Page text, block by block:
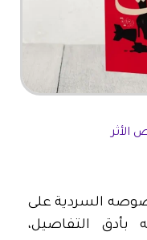
الأثر
السردية على
التفاصيل،